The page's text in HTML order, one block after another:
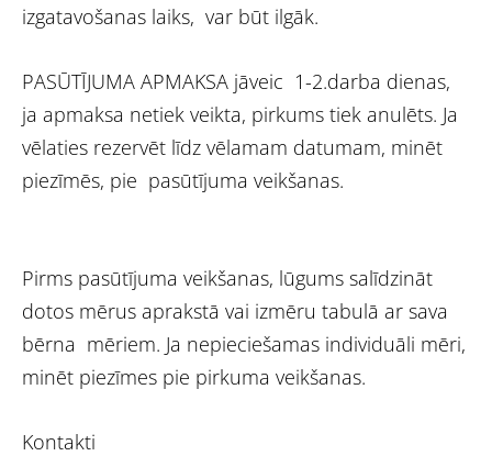
izgatavošanas laiks, var būt ilgāk.
PASŪTĪJUMA APMAKSA jāveic 1-2.darba dienas,
ja apmaksa netiek veikta, pirkums tiek anulēts. Ja
vēlaties rezervēt līdz vēlamam datumam, minēt
piezīmēs, pie pasūtījuma veikšanas.
Pirms pasūtījuma veikšanas, lūgums salīdzināt
dotos mērus aprakstā vai izmēru tabulā ar sava
bērna mēriem. Ja nepieciešamas individuāli mēri,
minēt piezīmes pie pirkuma veikšanas.
Kontakti